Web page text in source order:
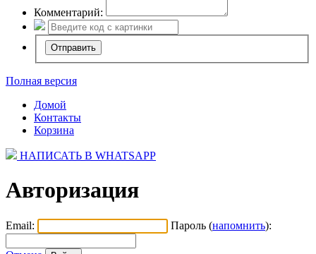
Комментарий:
Полная версия
Домой
Контакты
Корзина
НАПИСАТЬ В WHATSAPP
Авторизация
Email: Пароль (напомнить):